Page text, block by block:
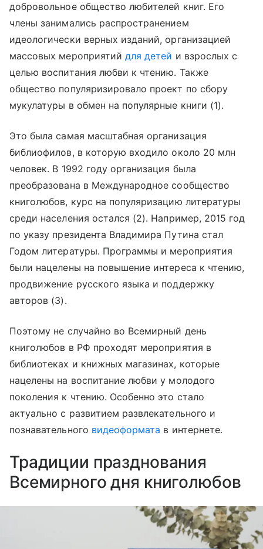
добровольное общество любителей книг. Его
члены занимались распространением
идеологически верных изданий, организацией
массовых мероприятийдля детей и взрослых с
целью воспитания любви к чтению. Также
общество популяризировало проект по сбору
мукулатуры в обмен на популярные книги (1).
Это была самая масштабная организация
библиофилов, в которую входило около 20 млн
человек. В 1992 году организация была
преобразована в Международное сообщество
книголюбов, курс на популяризацию литературы
среди населения остался (2). Например, 2015 год
по указу президента Владимира Путина стал
Годом литературы. Программы и мероприятия
были нацелены на повышение интереса к чтению,
продвижение русского языка и поддержку
авторов (3).
Поэтому не случайно во Всемирный день
книголюбов в РФ проходят мероприятия в
библиотеках и книжных магазинах, которые
нацелены на воспитание любви у молодого
поколения к чтению. Особенно это стало
актуально с развитием развлекательного и
познавательного видеоформата в интернете.
Традиции празднования
Всемирного дня книголюбов